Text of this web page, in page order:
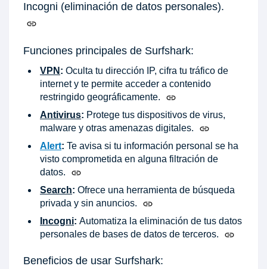
Incogni (eliminación de datos personales).
Funciones principales de Surfshark:
VPN : Oculta tu dirección IP, cifra tu tráfico de
internet y te permite acceder a contenido
restringido geográficamente.
Antivirus: Protege tus dispositivos de virus,
malware y otras amenazas digitales.
Alert: Te avisa si tu información personal se ha
visto comprometida en alguna filtración de
datos.
Search: Ofrece una herramienta de búsqueda
privada y sin anuncios.
Incogni: Automatiza la eliminación de tus datos
personales de bases de datos de terceros.
Beneficios de usar Surfshark: